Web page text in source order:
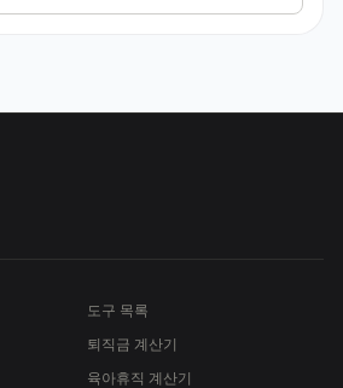
도구 목록
퇴직금 계산기
육아휴직 계산기